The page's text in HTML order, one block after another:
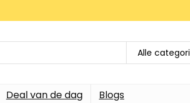
Alle
Deal van de dag Blogs